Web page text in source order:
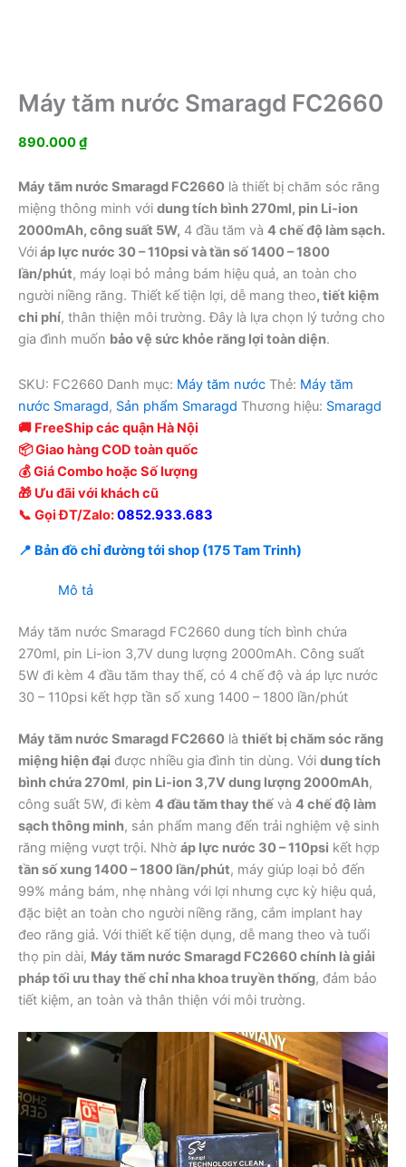
Máy tăm nước Smaragd FC2660
890.000₫
Máy tăm nước Smaragd FC2660 là thiết bị chăm sóc răng
miệng thông minh với dung tích bình 270ml, pin Li-ion
2000mAh, công suất 5W, 4 đầu tăm và 4 chế độ làm sạch.
Vớiáp lực nước 30 – 110psi và tần số 1400 – 1800
lần/phút, máy loại bỏ mảng bám hiệu quả, an toàn cho
người niềng răng. Thiết kế tiện lợi, dễ mang theo, tiết kiệm
chi phí, thân thiện môi trường. Đây là lựa chọn lý tưởng cho
gia đình muốn bảo vệ sức khỏe răng lợi toàn diện.
SKU: FC2660 Danh mục: Máy tăm nước Thẻ: Máy tăm
nước Smaragd, Sản phẩm Smaragd Thương hiệu: Smaragd
🚚 FreeShip các quận Hà Nội
📦 Giao hàng COD toàn quốc
💰 Giá Combo hoặc Số lượng
🎁 Ưu đãi với khách cũ
📞 Gọi ĐT/Zalo:0852.933.683
📍 Bản đồ chỉ đường tới shop (175 Tam Trinh)
Mô tả
Máy tăm nước Smaragd FC2660 dung tích bình chứa
270ml, pin Li-ion 3,7V dung lượng 2000mAh. Công suất
5W đi kèm 4 đầu tăm thay thế, có 4 chế độ và áp lực nước
30 – 110psi kết hợp tần số xung 1400 – 1800 lần/phút
Máy tăm nước Smaragd FC2660 là thiết bị chăm sóc răng
miệng hiện đại được nhiều gia đình tin dùng. Với dung tích
bình chứa 270ml, pin Li-ion 3,7V dung lượng 2000mAh,
công suất 5W, đi kèm 4 đầu tăm thay thế và 4 chế độ làm
sạch thông minh, sản phẩm mang đến trải nghiệm vệ sinh
răng miệng vượt trội. Nhờ áp lực nước 30 – 110psi kết hợp
tần số xung 1400 – 1800 lần/phút, máy giúp loại bỏ đến
99% mảng bám, nhẹ nhàng với lợi nhưng cực kỳ hiệu quả,
đặc biệt an toàn cho người niềng răng, cắm implant hay
đeo răng giả. Với thiết kế tiện dụng, dễ mang theo và tuổi
thọ pin dài, Máy tăm nước Smaragd FC2660 chính là giải
pháp tối ưu thay thế chỉ nha khoa truyền thống, đảm bảo
tiết kiệm, an toàn và thân thiện với môi trường.